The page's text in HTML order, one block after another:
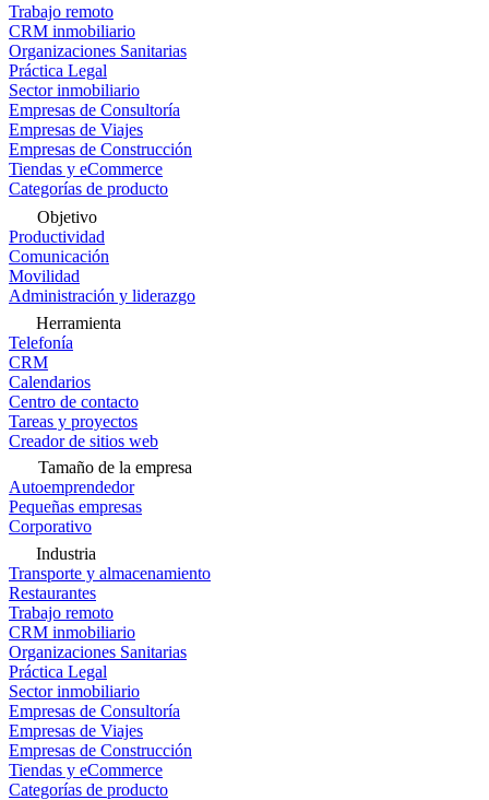
Trabajo remoto
CRM inmobiliario
Organizaciones Sanitarias
Práctica Legal
Sector inmobiliario
Empresas de Consultoría
Empresas de Viajes
Empresas de Construcción
Tiendas y eCommerce
Categorías de producto
Objetivo
Productividad
Comunicación
Movilidad
Administración y liderazgo
Herramienta
Telefonía
CRM
Calendarios
Centro de contacto
Tareas y proyectos
Creador de sitios web
Tamaño de la empresa
Autoemprendedor
Pequeñas empresas
Corporativo
Industria
Transporte y almacenamiento
Restaurantes
Trabajo remoto
CRM inmobiliario
Organizaciones Sanitarias
Práctica Legal
Sector inmobiliario
Empresas de Consultoría
Empresas de Viajes
Empresas de Construcción
Tiendas y eCommerce
Categorías de producto